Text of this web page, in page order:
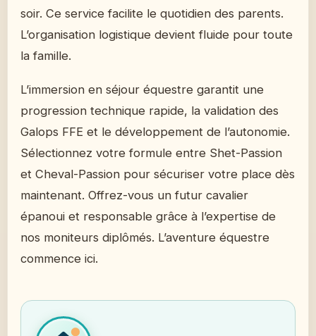
soir. Ce service facilite le quotidien des parents.
L’organisation logistique devient fluide pour toute
la famille.
L’immersion en séjour équestre garantit une
progression technique rapide, la validation des
Galops FFE et le développement de l’autonomie.
Sélectionnez votre formule entre Shet-Passion
et Cheval-Passion pour sécuriser votre place dès
maintenant. Offrez-vous un futur cavalier
épanoui et responsable grâce à l’expertise de
nos moniteurs diplômés. L’aventure équestre
commence ici.